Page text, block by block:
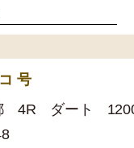
号
4R ダート